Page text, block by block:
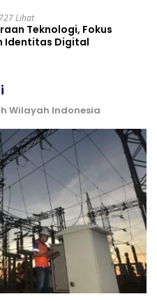
Lihat
Teknologi, Fokus
Identitas Digital
Wilayah Indonesia